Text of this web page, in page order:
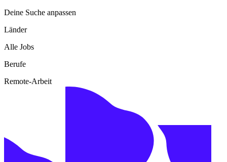
Deine Suche anpassen
Länder
Alle Jobs
Berufe
Remote-Arbeit